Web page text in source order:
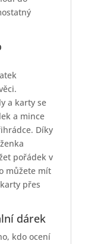
a karty se
a mince
Díky
pořádek v
můžete mít
přes
dárek
kdo ocení